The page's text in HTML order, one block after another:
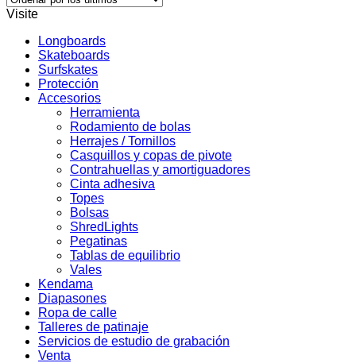
Visite
Longboards
Skateboards
Surfskates
Protección
Accesorios
Herramienta
Rodamiento de bolas
Herrajes / Tornillos
Casquillos y copas de pivote
Contrahuellas y amortiguadores
Cinta adhesiva
Topes
Bolsas
ShredLights
Pegatinas
Tablas de equilibrio
Vales
Kendama
Diapasones
Ropa de calle
Talleres de patinaje
Servicios de estudio de grabación
Venta